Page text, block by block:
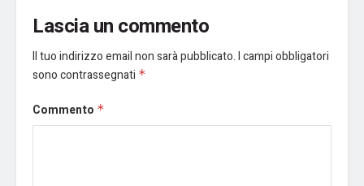
Lascia un commento
Il tuo indirizzo email non sarà pubblicato.I campi obbligatori
sono contrassegnati *
Commento *